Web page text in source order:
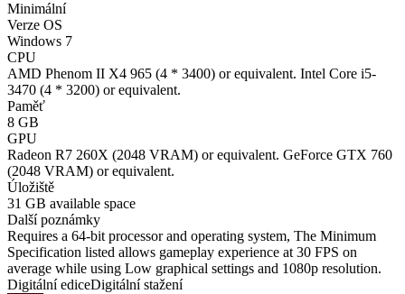
Minimální
Verze OS
Windows 7
CPU
AMD Phenom II X4 965 (4 * 3400) or equivalent. Intel Core i5-
3470 (4 * 3200) or equivalent.
Paměť
8 GB
GPU
Radeon R7 260X (2048 VRAM) or equivalent. GeForce GTX 760
(2048 VRAM) or equivalent.
Úložiště
31 GB available space
Další poznámky
Requires a 64-bit processor and operating system, The Minimum
Specification listed allows gameplay experience at 30 FPS on
average while using Low graphical settings and 1080p resolution.
Digitální ediceDigitální stažení